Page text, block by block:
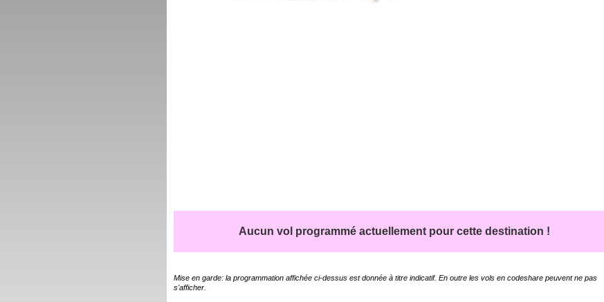
Aucun vol programmé actuellement pour cette destination !
Mise en garde: la programmation affichée ci-dessus est donnée à titre indicatif. En outre les vols en codeshare peuvent ne pas
s'afficher.